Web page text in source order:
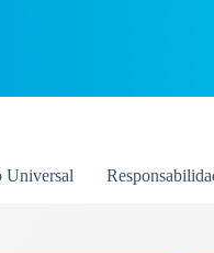
Universal